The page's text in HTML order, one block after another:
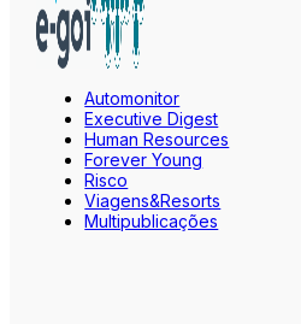
Automonitor
Executive Digest
Human Resources
Forever Young
Risco
Viagens&Resorts
Multipublicações